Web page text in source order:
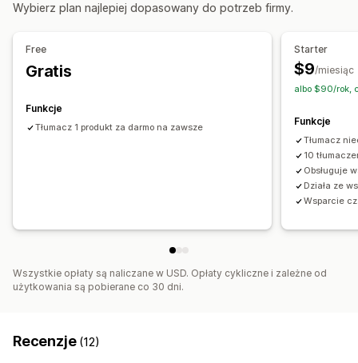
Tłumaczenie pod kątem SEO Profesjonalne tłumaczenie
Automatyczne przekierowanie strony
Wygląd przełącznika
Wybierz plan najlepiej dopasowany do potrzeb firmy.
Free
Gratis
Funkcje
Tłumacz 1 produkt za darmo na zawsze
Starter
$9/miesiąc
albo $90/rok,
Funkcje
Tłumacz
10
Obsługuje
Działa ze
Wsparcie
Wszystkie opłaty są naliczane w USD. Opłaty cykliczne i zależne od
użytkowania są pobierane co 30 dni.
Recenzje (12)